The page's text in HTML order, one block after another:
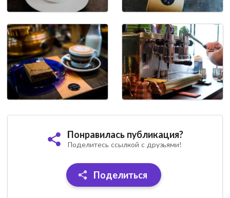
Понравилась публикация?
Поделитесь ссылкой с друзьями!
Поделиться